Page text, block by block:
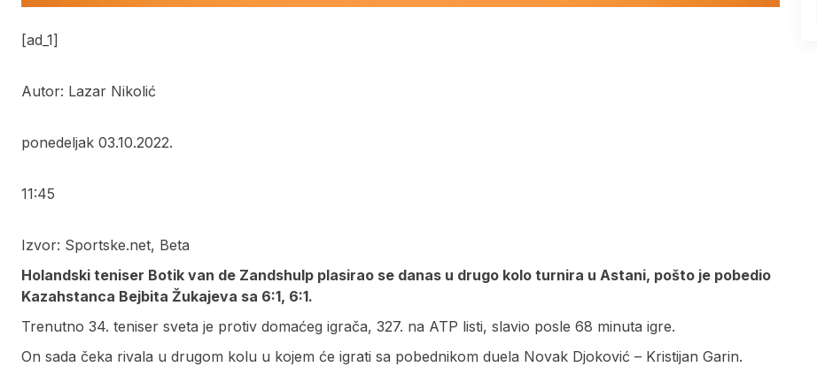
[ad_1]
Autor: Lazar Nikolić
ponedeljak 03.10.2022.
11:45
Izvor: Sportske.net, Beta
Holandski teniser Botik van de Zandshulp plasirao se danas u drugo kolo turnira u Astani, pošto je pobedio
Kazahstanca Bejbita Žukajeva sa 6:1, 6:1.
Trenutno 34. teniser sveta je protiv domaćeg igrača, 327. na ATP listi, slavio posle 68 minuta igre.
On sada čeka rivala u drugom kolu u kojem će igrati sa pobednikom duela Novak Djoković – Kristijan Garin.